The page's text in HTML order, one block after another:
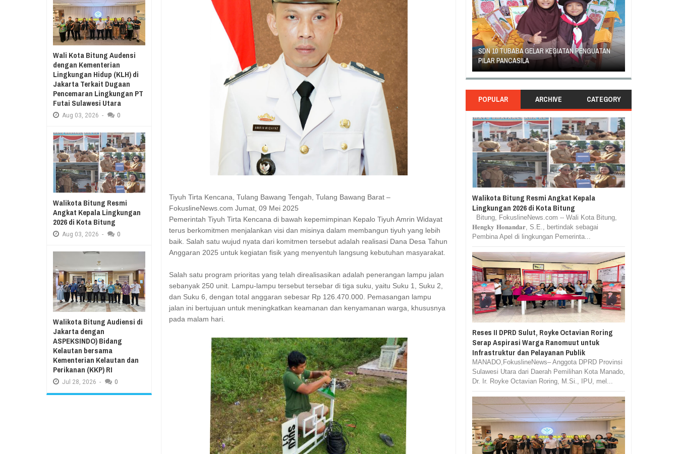
Aug
RESES II 2026, EUGENIE MANTIRI SERAP ASPIRASI WARGA MANEMBO-NEMBO
Aug
Tiyuh Tirta Kencana, Tulang Bawang Tengah, Tulang Bawang Barat –
FokuslineNews.com Jumat, 09 Mei 2025
Pemerintah Tiyuh Tirta Kencana di bawah kepemimpinan Kepalo Tiyuh Amrin Widayat
terus berkomitmen menjalankan visi dan misinya dalam membangun tiyuh yang lebih
baik. Salah satu wujud nyata dari komitmen tersebut adalah realisasi Dana Desa Tahun
Anggaran 2025 untuk kegiatan fisik yang menyentuh langsung kebutuhan masyarakat.
Salah satu program prioritas yang telah direalisasikan adalah penerangan lampu jalan
sebanyak 250 unit. Lampu-lampu tersebut tersebar di tiga suku, yaitu Suku 1, Suku 2,
dan Suku 6, dengan total anggaran sebesar Rp 126.470.000. Pemasangan lampu
jalan ini bertujuan untuk meningkatkan keamanan dan kenyamanan warga, khususnya
pada malam hari.
Wali Kota Bitung Audensi
dengan Kementerian
Lingkungan Hidup (KLH) di
Jakarta Terkait Dugaan
Pencemaran Lingkungan PT
Futai Sulawesi Utara
Aug 03, 2026 - 0
Walikota Bitung Resmi
Angkat Kepala Lingkungan
2026 di Kota Bitung
Aug 03, 2026 - 0
Walikota Bitung Audiensi di
Jakarta dengan
ASPEKSINDO) Bidang
Kelautan bersama
Kementerian Kelautan dan
Perikanan (KKP) RI
Jul 28, 2026 - 0
SAMBUT HUT KE-78 TAHUN RI, SD GMIM 5
MANADO GELAR JALAN SEHAT PROGRAM
KURIKULUM MERDEKA BELAJAR
SDN 10 TUBABA GELAR KEGIATAN PENGUATAN
PILAR PANCASILA
GEJOLAK PIHAK SEKOLAH SD INPRES KLABAT
DENGAN ORANG TUA MURID BERAKHIR DAMAI
POPULAR ARCHIVE CATEGORY
Walikota Bitung Resmi Angkat Kepala
Lingkungan 2026 di Kota Bitung
Bitung, FokuslineNews.com -- Wali Kota Bitung,
𝐇𝐞𝐧𝐠𝐤𝐲 𝐇𝐨𝐧𝐚𝐧𝐝𝐚𝐫, S.E., bertindak sebagai
Pembina Apel di lingkungan Pemerinta...
Reses II DPRD Sulut, Royke Octavian Roring
Serap Aspirasi Warga Ranomuut untuk
Infrastruktur dan Pelayanan Publik
MANADO,FokuslineNews– Anggota DPRD Provinsi
Sulawesi Utara dari Daerah Pemilihan Kota Manado,
Dr. Ir. Royke Octavian Roring, M.Si., IPU, mel...